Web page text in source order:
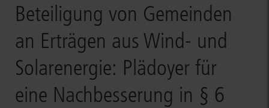
Beteiligung von Gemeinden
an Erträgen aus Wind- und
Solarenergie: Plädoyer für
eine Nachbesserung in § 6